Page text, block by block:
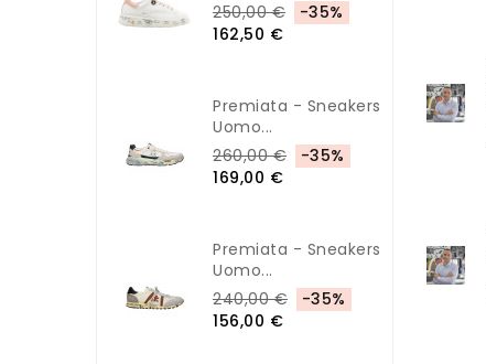
250,00 €
-35%
162,50 €
Premiata - Sneakers
Uomo...
260,00 €
-35%
169,00 €
Premiata - Sneakers
Uomo...
240,00 €
-35%
156,00 €